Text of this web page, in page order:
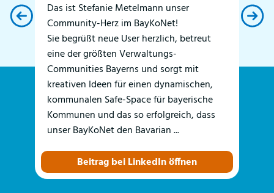
Das ist Stefanie Metelmann unser
Community-Herz im BayKoNet!
Sie begrüßt neue User herzlich, betreut
eine der größten Verwaltungs-
Communities Bayerns und sorgt mit
kreativen Ideen für einen dynamischen,
kommunalen Safe-Space für bayerische
Kommunen und das so erfolgreich, dass
unser BayKoNet den Bavarian ...
Beitrag bei LinkedIn öffnen